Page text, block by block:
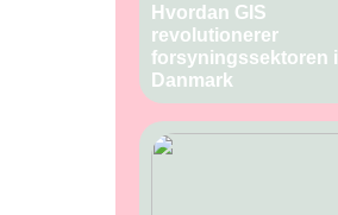
Hvordan GIS
revolutionerer
forsyningssektoren i
Danmark